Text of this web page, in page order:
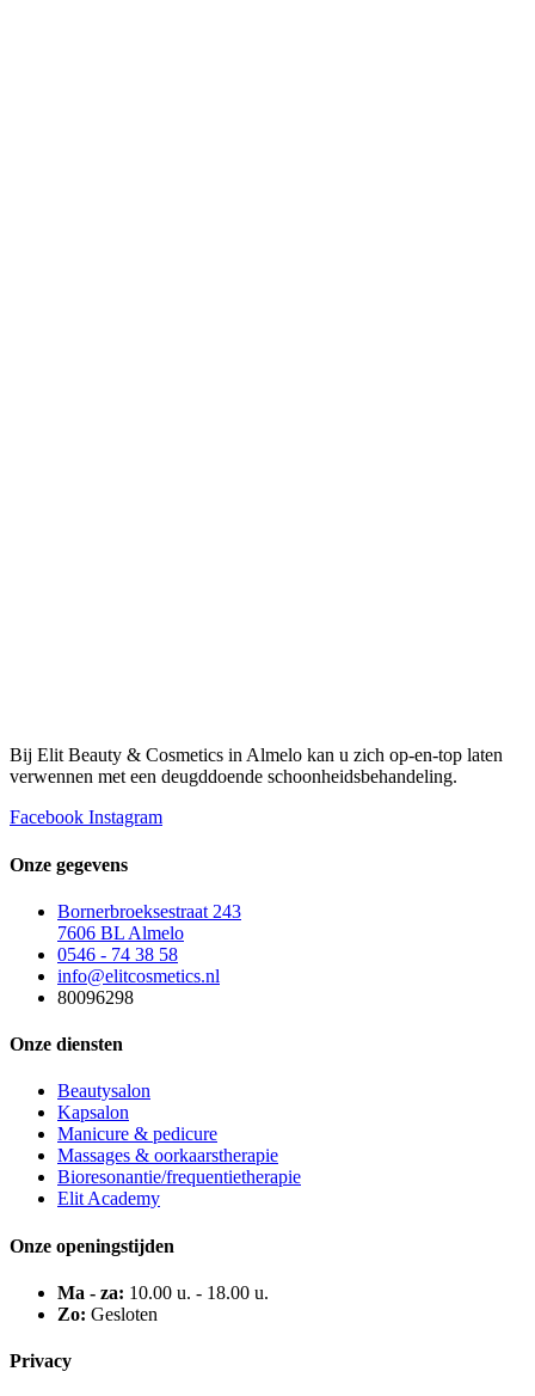
Bij Elit Beauty & Cosmetics in Almelo kan u zich op-en-top laten
verwennen met een deugddoende schoonheidsbehandeling.
Facebook Instagram
Onze gegevens
Bornerbroeksestraat 243
7606 BL Almelo
0546 - 74 38 58
info@elitcosmetics.nl
80096298
Onze diensten
Beautysalon
Kapsalon
Manicure & pedicure
Massages & oorkaarstherapie
Bioresonantie/frequentietherapie
Elit Academy
Onze openingstijden
Ma - za: 10.00 u. - 18.00 u.
Zo: Gesloten
Privacy